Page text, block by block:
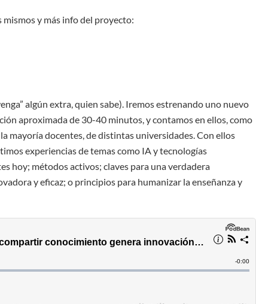
mismos y más info del proyecto:
algún extra, quien sabe). Iremos estrenando uno nuevo
aproximada de 30-40 minutos, y contamos en ellos, como
mayoría docentes, de distintas universidades. Con ellos
experiencias de temas como IA y tecnologías
hoy; métodos activos; claves para una verdadera
y eficaz; o principios para humanizar la enseñanza y